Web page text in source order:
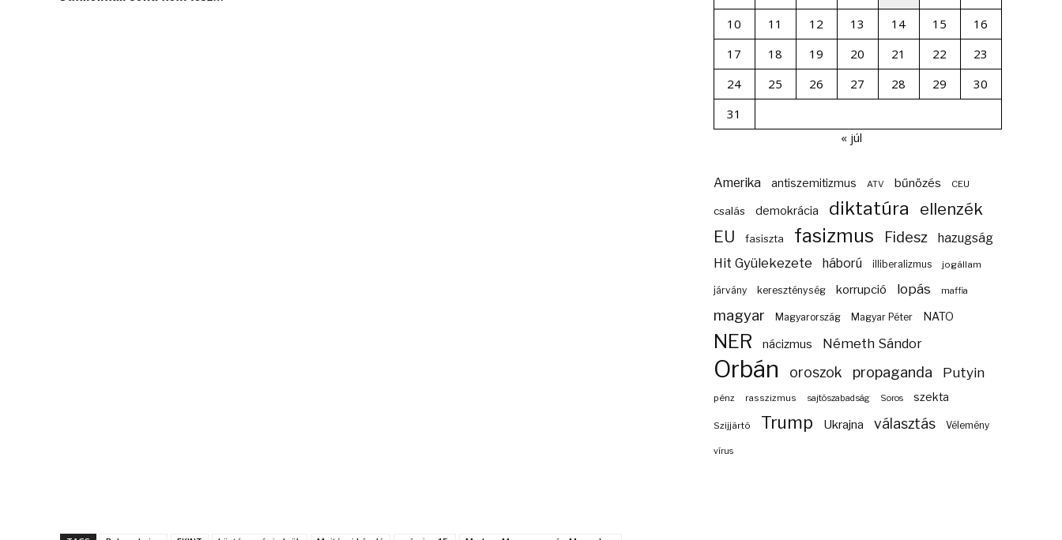
10
11 12 13 14 15
16
17
18 19 20 21 22
23
24
25 26 27 28 29
30
31
« júl
Amerika antiszemitizmus ATV bűnözés CEU
csalás demokrácia diktatúra ellenzék
EU fasiszta fasizmus Fidesz hazugság
Hit Gyülekezete háború illiberalizmus jogállam
járvány kereszténység korrupció lopás maffia
magyar Magyarország Magyar Péter NATO
NER nácizmus Németh Sándor
Orbán oroszok propaganda Putyin
pénz rasszizmus sajtószabadság Soros szekta
Szijjártó Trump Ukrajna választás Vélemény
vírus